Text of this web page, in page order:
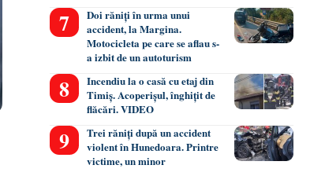
Doi răniți în urma unui
accident, la Margina.
Motocicleta pe care se aflau s-
a izbit de un autoturism
Incendiu la o casă cu etaj din
Timiș. Acoperișul, înghițit de
flăcări. VIDEO
Trei răniți după un accident
violent în Hunedoara. Printre
victime, un minor